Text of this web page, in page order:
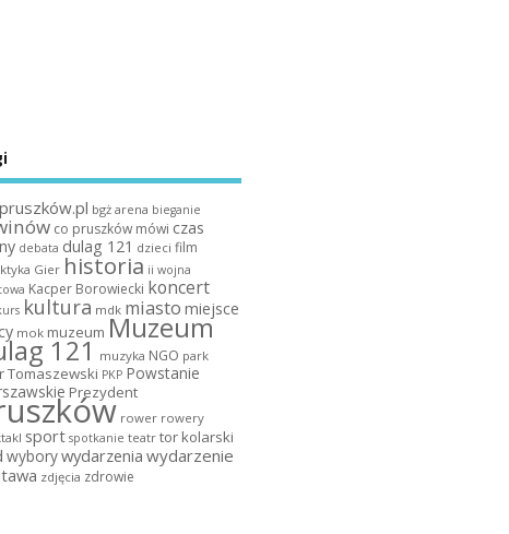
bgż arena bieganie
co pruszków mówi czas
debata dulag 121 dzieci film
Gier historia ii wojna
Kacper Borowiecki koncert
kultura mdk miasto miejsce
mok muzeum Muzeum
121 muzyka NGO park
Tomaszewski PKP Powstanie
Prezydent
rower rowery
sport spotkanie teatr tor kolarski
wyborywydarzenia wydarzenie
zdjęcia zdrowie